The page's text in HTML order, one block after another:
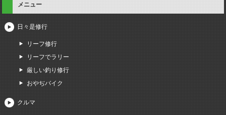
メニュー
日々是修行
リーフ修行
リーフでラリー
厳しい釣り修行
おやぢバイク
クルマ